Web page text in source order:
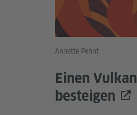
Annette Pehnt
Einen Vulkan
besteigen